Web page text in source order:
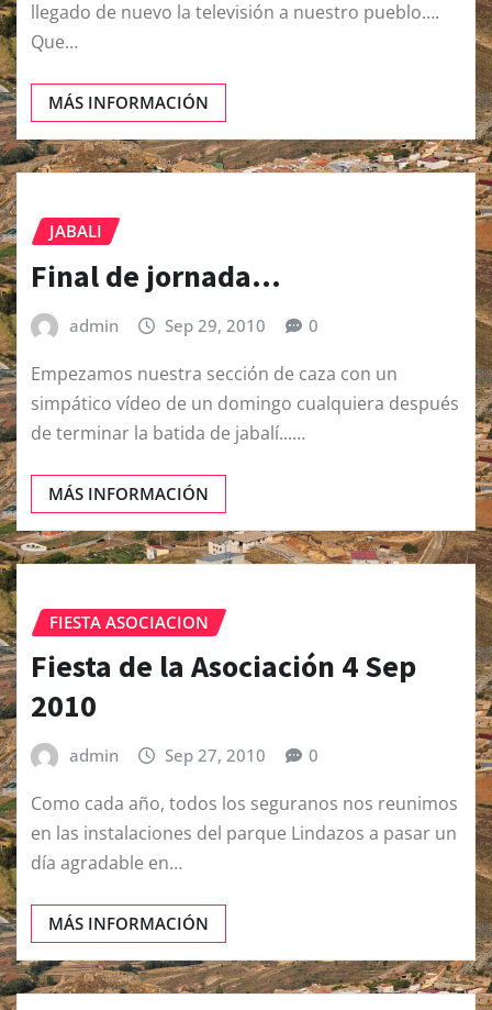
llegado de nuevo la televisión a nuestro pueblo….
Que…
MÁS INFORMACIÓN
JABALI
Final de jornada…
admin Sep 29, 2010 0
Empezamos nuestra sección de caza con un
simpático vídeo de un domingo cualquiera después
de terminar la batida de jabalí...…
MÁS INFORMACIÓN
FIESTA ASOCIACION
Fiesta de la Asociación 4 Sep
2010
admin Sep 27, 2010 0
Como cada año, todos los seguranos nos reunimos
en las instalaciones del parque Lindazos a pasar un
día agradable en…
MÁS INFORMACIÓN